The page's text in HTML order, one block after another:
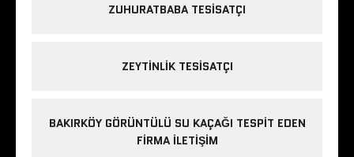
ZUHURATBABA TESISATÇI
ZEYTINLIK TESISATÇI
BAKIRKÖY GÖRÜNTÜLÜ SU KAÇAĞI TESPIT EDEN
FIRMA ILETIŞIM